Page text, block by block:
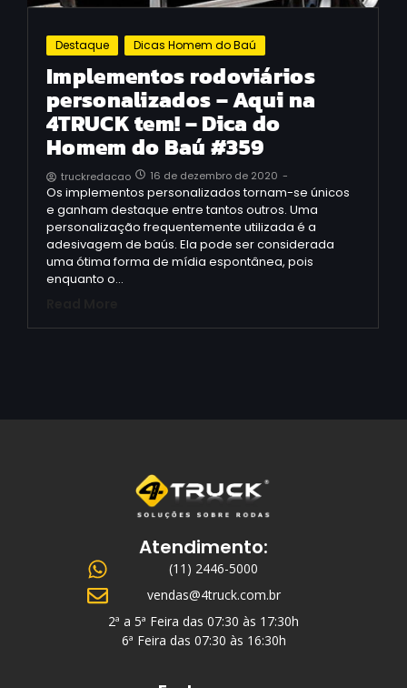
Destaque Dicas Homem do Baú
Implementos rodoviários
personalizados – Aqui na
4TRUCK tem! – Dica do
Homem do Baú #359
truckredacao 16 de dezembro de 2020 -
Os implementos personalizados tornam-se únicos
e ganham destaque entre tantos outros. Uma
personalização frequentemente utilizada é a
adesivagem de baús. Ela pode ser considerada
uma ótima forma de mídia espontânea, pois
enquanto o…
Atendimento:
(11) 2446-5000
vendas@4truck.com.br
2ª a 5ª Feira das 07:30 às 17:30h
6ª Feira das 07:30 às 16:30h